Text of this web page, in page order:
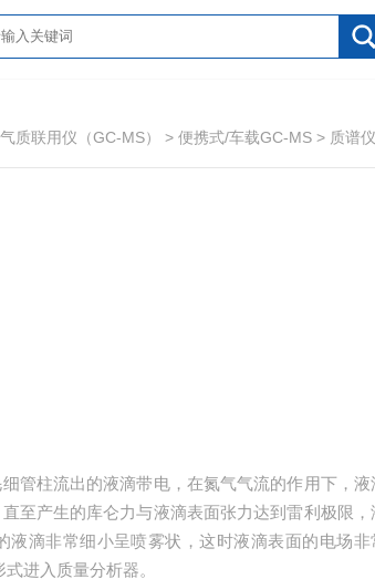
气质联用仪（GC-MS） > 便携式/车载GC-MS > 质谱仪
管柱流出的液滴带电，在氮气气流的作用下，液
至产生的库仑力与液滴表面张力达到雷利极限，
滴非常细小呈喷雾状，这时液滴表面的电场非
进入质量分析器。